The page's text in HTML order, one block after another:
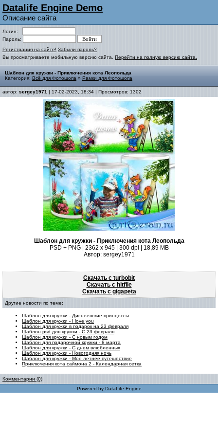
Datalife Engine Demo
Описание сайта
Логин:
Пароль:
Регистрация на сайте! Забыли пароль?
Вы просматриваете мобильную версию сайта. Перейти на полную версию сайта.
Шаблон для кружки - Приключения кота Леопольда
Категория: Всё для Фотошопа » Рамки для Фотошопа
автор: sergey1971 | 17-02-2023, 18:34 | Просмотров: 1302
Шаблон для кружки - Приключения кота Леопольда
PSD + PNG | 2362 x 945 | 300 dpi | 18,89 MB
Автор: sergey1971
Скачать с turbobit
Скачать с hitfile
Скачать с gigapeta
Другие новости по теме:
Шаблон для кружки - Диснеевские принцессы
Шаблон для кружки - I love you
Шаблон для кружки в подарок на 23 февраля
Шаблон psd для кружки - С 23 февраля
Шаблон для кружки - С новым годом
Шаблон для подарочной кружки - 8 марта
Шаблон для кружки - С днем влюбленных
Шаблон для кружки - Новогодняя ночь
Шаблон для кружки - Моё летнее путешествие
Приключения кота саймона 2 - Календарная сетка
Комментарии (0)
Powered by DataLife Engine